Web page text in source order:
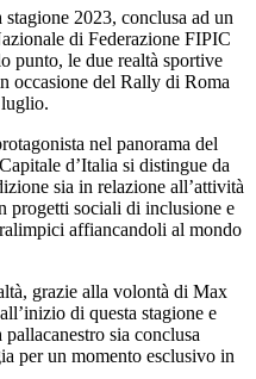
2023, conclusa ad un
di Federazione FIPIC
punto, le due realtà sportive
occasione del Rally di Roma
nel panorama del
d’Italia si distingue da
sia in relazione all’attività
progetti sociali di inclusione e
affiancandoli al mondo
grazie alla volontà di Max
di questa stagione e
sia conclusa
per un momento esclusivo in